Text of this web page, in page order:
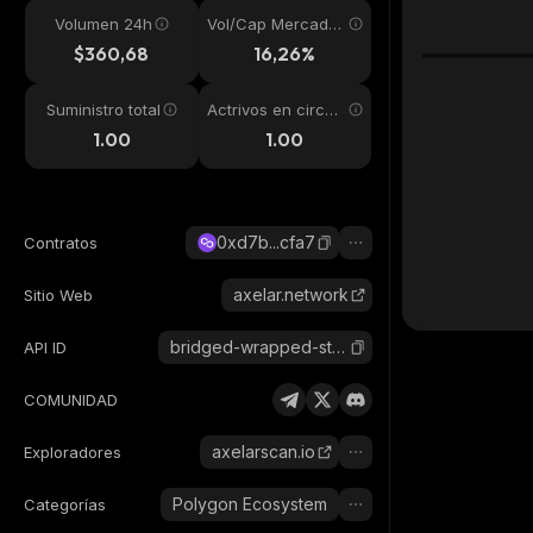
Volumen 24h
$360,68
Vol/Cap Mercado
16,26%
Suministro total
1.00
Actrivos en circul
1.00
Contratos 0xd7b...cfa7
Sitio Web axelar.network
API ID bridged-wrapped-steth-axelar
COMUNIDAD
Exploradores axelarscan.io
Categorías Polygon Ecosystem